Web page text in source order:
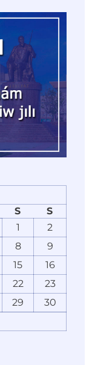
S
S
1
2
8
9
15
16
22
23
29
30